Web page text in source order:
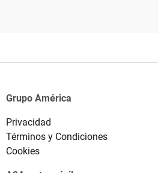
Grupo América
Privacidad
Términos y Condiciones
Cookies